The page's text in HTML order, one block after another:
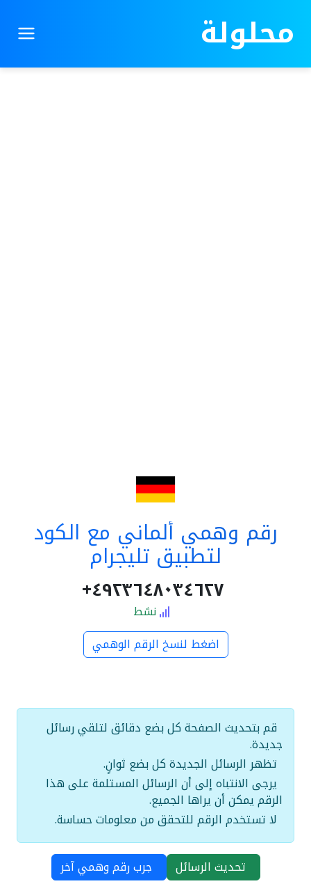
محلولة
رقم وهمي ألماني مع الكود
لتطبيق تليجرام
٤٩٢٣٦٤٨٠٣٤٦٢٧+
نشط
اضغط لنسخ الرقم الوهمي
قم بتحديث الصفحة كل بضع دقائق لتلقي رسائل
جديدة.
تظهر الرسائل الجديدة كل بضع ثوانٍ.
يرجى الانتباه إلى أن الرسائل المستلمة على هذا
الرقم يمكن أن يراها الجميع.
لا تستخدم الرقم للتحقق من معلومات حساسة.
تحديث الرسائل جرب رقم وهمي آخر